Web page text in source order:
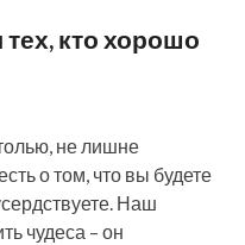
кто хорошо
не лишне
о том, что вы будете
Наш
чудеса – он